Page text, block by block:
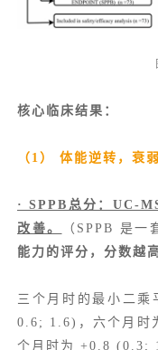
核心临床结果：
（1） 体能逆转，衰
· SPPB总分：UC-
改善。
（SPPB 是一
能力的评分，分数越
三个月时的最小二
0.6; 1.6)，六个月
个月时为 +0.8 (0.3;